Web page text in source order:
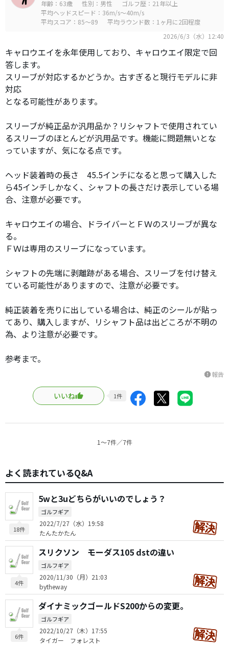
年齢：63歳 性別：男性
ゴルフ歴：21年以上
平均ヘッドスピード：36m/s～40m/s
平均スコア：85～89
平均ラウンド数：1ヶ月に2回程度
2026/6/3（水）12:40
キャロウエイを永年使用しており、キャロウエイ限定で回
答します。
スリーブが対応するかどうか。古すぎると現行モデルに非
対応
となる可能性があります。
スリーブが純正品か汎用品か？リシャフトで使用されてい
るスリーブのほとんどが汎用品です。機能に問題無いとな
っていますが、気になる点です。
ヘッド装着時の長さ 45.5インチになると思って購入した
ら45インチしかなく、シャフトの長さだけ表示している場
合、注意が必要です。
キャロウエイの場合、ドライバーとＦＷのスリーブが異な
る。
ＦＷは専用のスリーブになっています。
シャフトの先端に剥離跡がある場合、スリーブを付け替え
ている可能性がありますので、注意が必要です。
純正装着を売りに出している場合は、純正のシールが貼っ
てあり、購入しますが、リシャフト品は出どころが不明の
為、より注意が必要です。
参考まで。
report報告
いいね 1件
1〜7件／7件
よく読まれているQ&A
18件
5wと3uどちらがいいのでしょう？
ゴルフギア
2022/7/27（水）19:58
たんたかたん
4件
スリクソン モーダス105 dstの違い
ゴルフギア
2020/11/30（月）21:03
bytheway
6件
ダイナミックゴールドS200からの変更。
ゴルフギア
2022/10/27（木）17:55
タイガー フォレスト